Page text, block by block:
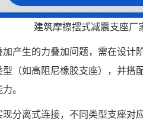
建筑摩擦摆式减震支座厂
产生的力叠加问题，需在设计
（如高阻尼橡胶支座），并搭
。
分离式连接，不同类型支座对